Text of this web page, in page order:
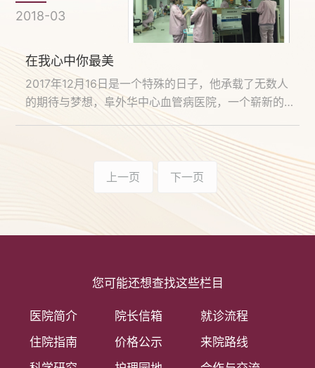
2018-03
在我心中你最美
2017年12月16日是一个特殊的日子，他承载了无数人
的期待与梦想，阜外华中心血管病医院，一个崭新的名
词瞬间进入了大家的视野，更让人为之震撼的是如同雨
后春笋般迅速屹立世人面前的高楼大厦，门诊医技大楼
魏然耸立，五层挑高的门诊大厅宽敞明亮，一片欣欣向
荣的气象，现代化的建设模式，国内一流的医疗设备，
走进门诊大厅，...
上一页 下一页
您可能还想查找这些栏目
医院简介 院长信箱
就诊流程
住院指南
价格公示
来院路线